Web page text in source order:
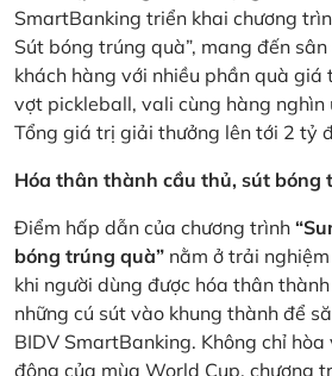
SmartBanking triển khai chương
Sút bóng trúng quà”, mang đến
khách hàng với nhiều phần quà giá
vợt pickleball, vali cùng hàng nghìn
Tổng giá trị giải thưởng lên tới 2 tỷ
Hóa thân thành cầu thủ, sút bóng
Điểm hấp dẫn của chương trình
bóng trúng quà” nằm ở trải
khi người dùng được hóa thân
những cú sút vào khung thành để
BIDV SmartBanking. Không chỉ hòa
động của mùa World Cup, chương